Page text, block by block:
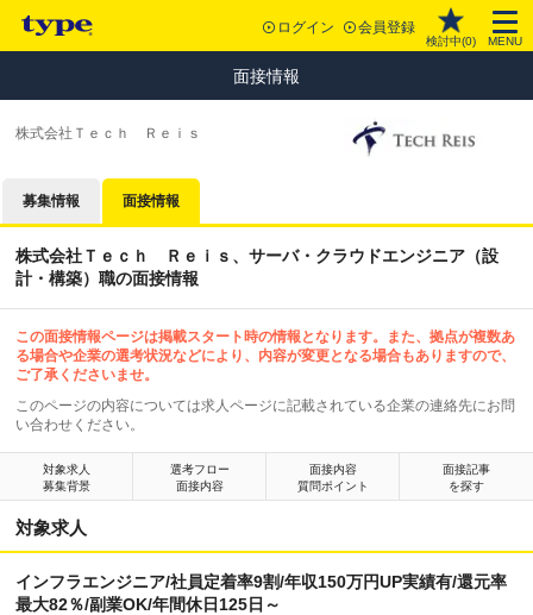
ログイン 会員登録
検討中(0) MENU
面接情報
株式会社Ｔｅｃｈ Ｒｅｉｓ
募集情報 面接情報
株式会社Ｔｅｃｈ Ｒｅｉｓ、サーバ・クラウドエンジニア（設
計・構築）職の面接情報
この面接情報ページは掲載スタート時の情報となります。また、拠点が複数あ
る場合や企業の選考状況などにより、内容が変更となる場合もありますので、
ご了承くださいませ。
このページの内容については求人ページに記載されている企業の連絡先にお問
い合わせください。
対象求人
募集背景
選考フロー
面接内容
面接内容
質問ポイント
面接記事
を探す
対象求人
インフラエンジニア/社員定着率9割/年収150万円UP実績有/還元率
最大82％/副業OK/年間休日125日～